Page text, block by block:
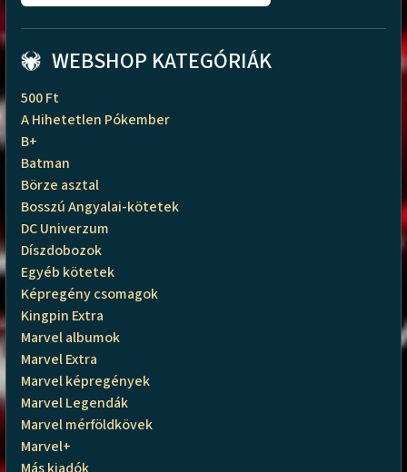
WEBSHOP KATEGÓRIÁK
500 Ft
A Hihetetlen Pókember
B+
Batman
Börze asztal
Bosszú Angyalai-kötetek
DC Univerzum
Díszdobozok
Egyéb kötetek
Képregény csomagok
Kingpin Extra
Marvel albumok
Marvel Extra
Marvel képregények
Marvel Legendák
Marvel mérföldkövek
Marvel+